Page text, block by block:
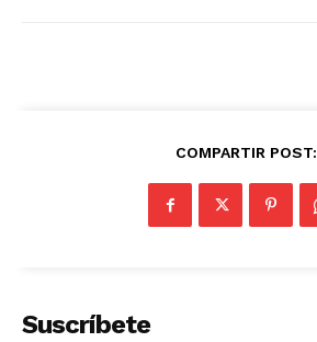
COMPARTIR POST:
Suscríbete